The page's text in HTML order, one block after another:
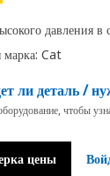
давления в
марка: Cat
ли деталь /
чтобы
цены